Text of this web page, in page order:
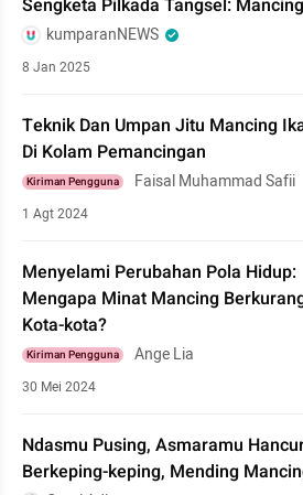
Sengketa Pilkada Tangsel:
kumparanNEWS
8 Jan 2025
Teknik Dan Umpan Jitu Mancing
Di Kolam Pemancingan
Kiriman Pengguna Faisal Muhammad Safii
1 Agt 2024
Menyelami Perubahan Pola Hidup:
Mengapa Minat Mancing
Kota-kota?
Kiriman Pengguna Ange Lia
30 Mei 2024
Ndasmu Pusing, Asmaramu
Berkeping-keping, Mending